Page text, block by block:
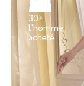
30+
l'homme